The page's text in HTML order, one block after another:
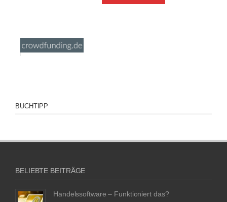
BUCHTIPP
BELIEBTE BEITRÄGE
Handelssoftware – Funktioniert das?